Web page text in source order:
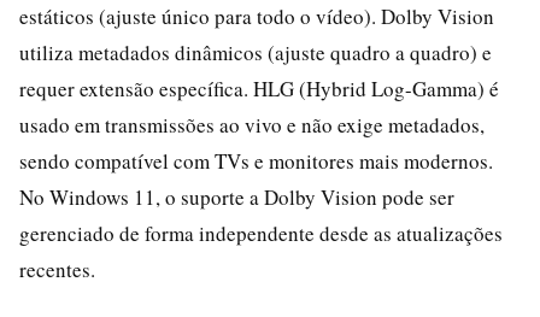
estáticos (ajuste único para todo o vídeo). Dolby Vision
utiliza metadados dinâmicos (ajuste quadro a quadro) e
requer extensão específica. HLG (Hybrid Log-Gamma) é
usado em transmissões ao vivo e não exige metadados,
sendo compatível com TVs e monitores mais modernos.
No Windows 11, o suporte a Dolby Vision pode ser
gerenciado de forma independente desde as atualizações
recentes.